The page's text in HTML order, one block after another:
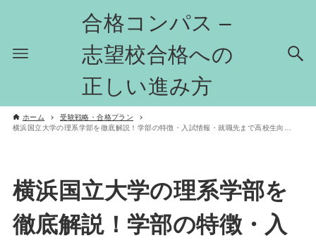
合格コンパス –
志望校合格への
正しい進み方
ホーム
受験戦略・合格プラン
横浜国立大学の理系学部を徹底解説！学部の特徴・入試情報・就職先まで高校生向けにわかりやすく紹介
横浜国立大学の理系学部を
徹底解説！学部の特徴・入